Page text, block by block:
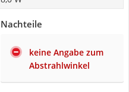
Nachteile
keine Angabe zum
Abstrahlwinkel